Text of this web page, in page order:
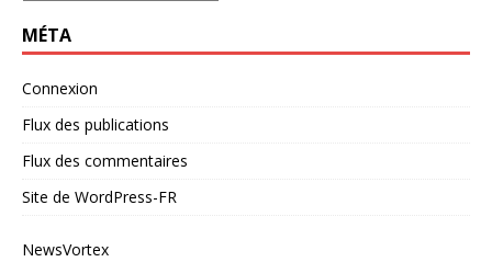
MÉTA
Connexion
Flux des publications
Flux des commentaires
Site de WordPress-FR
NewsVortex